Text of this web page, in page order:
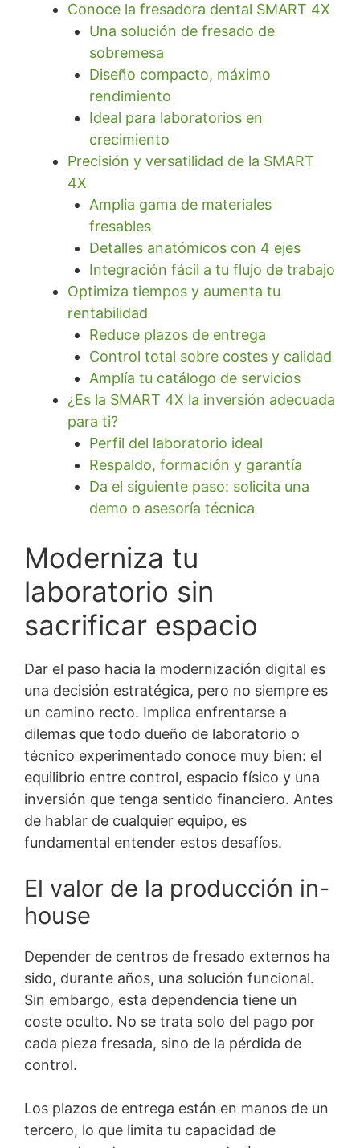
Conoce la fresadora dental SMART 4X
Una solución de fresado de
sobremesa
Diseño compacto, máximo
rendimiento
Ideal para laboratorios en
crecimiento
Precisión y versatilidad de la SMART
4X
Amplia gama de materiales
fresables
Detalles anatómicos con 4 ejes
Integración fácil a tu flujo de trabajo
Optimiza tiempos y aumenta tu
rentabilidad
Reduce plazos de entrega
Control total sobre costes y calidad
Amplía tu catálogo de servicios
¿Es la SMART 4X la inversión adecuada
para ti?
Perfil del laboratorio ideal
Respaldo, formación y garantía
Da el siguiente paso: solicita una
demo o asesoría técnica
Moderniza tu
laboratorio sin
sacrificar espacio
Dar el paso hacia la modernización digital es
una decisión estratégica, pero no siempre es
un camino recto. Implica enfrentarse a
dilemas que todo dueño de laboratorio o
técnico experimentado conoce muy bien: el
equilibrio entre control, espacio físico y una
inversión que tenga sentido financiero. Antes
de hablar de cualquier equipo, es
fundamental entender estos desafíos.
El valor de la producción in-
house
Depender de centros de fresado externos ha
sido, durante años, una solución funcional.
Sin embargo, esta dependencia tiene un
coste oculto. No se trata solo del pago por
cada pieza fresada, sino de la pérdida de
control.
Los plazos de entrega están en manos de un
tercero, lo que limita tu capacidad de